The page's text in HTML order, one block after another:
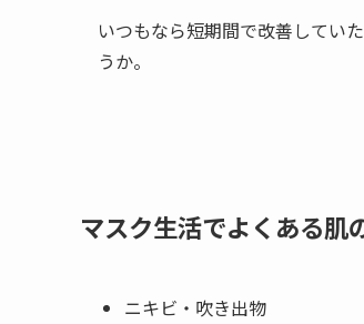
いつもなら短期間で改善してい
うか。
マスク生活でよくある肌
ニキビ・吹き出物